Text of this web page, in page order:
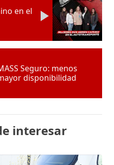
en el
Seguro: menos
disponibilidad
interesar